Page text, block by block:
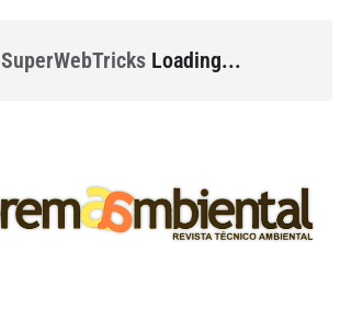
SuperWebTricksLoading...